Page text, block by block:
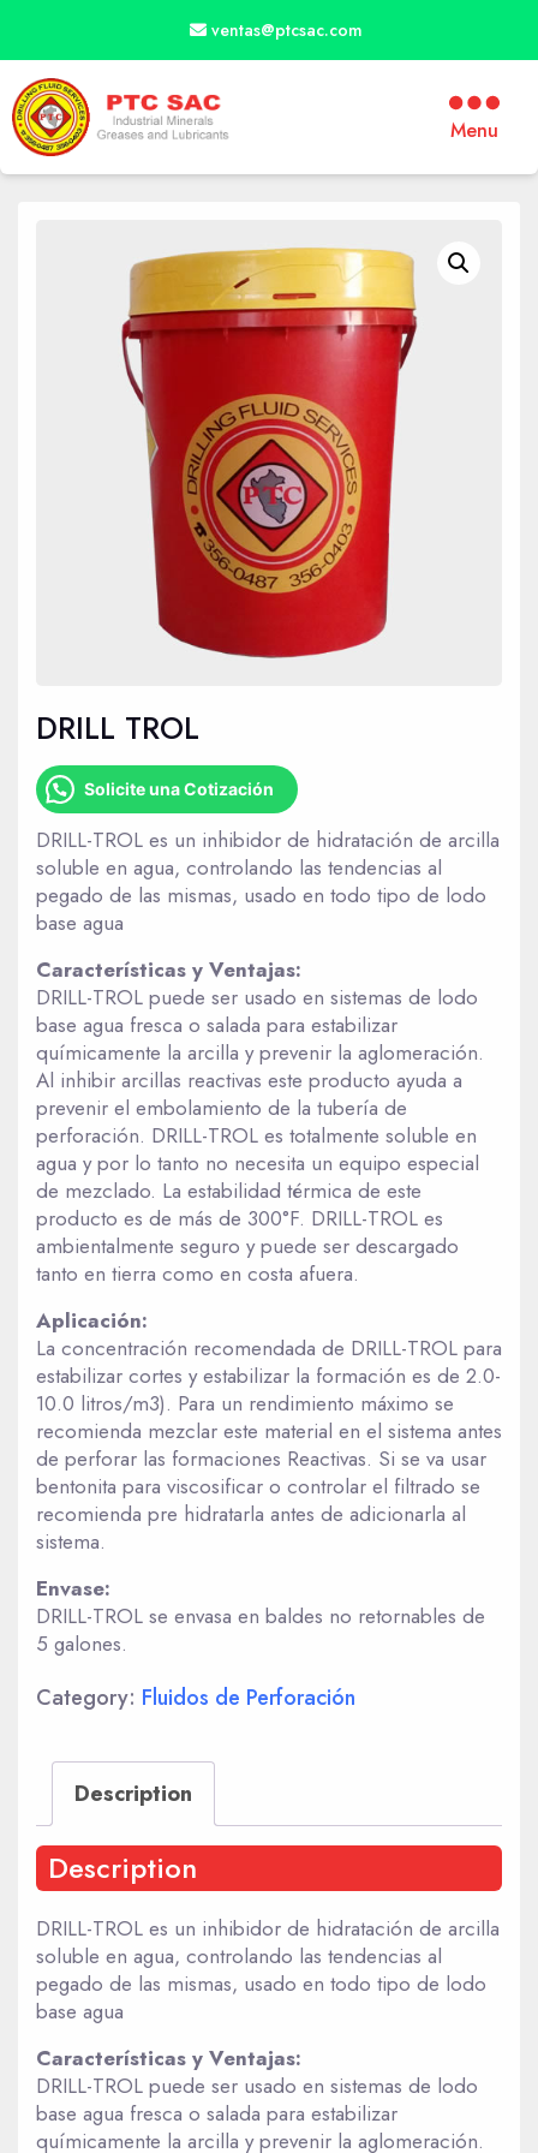
ventas@ptcsac.com
Menu
DRILL TROL
Solicite una Cotización
DRILL-TROL es un inhibidor de hidratación de arcilla
soluble en agua, controlando las tendencias al
pegado de las mismas, usado en todo tipo de lodo
base agua
Características y Ventajas:
DRILL-TROL puede ser usado en sistemas de lodo
base agua fresca o salada para estabilizar
químicamente la arcilla y prevenir la aglomeración.
Al inhibir arcillas reactivas este producto ayuda a
prevenir el embolamiento de la tubería de
perforación. DRILL-TROL es totalmente soluble en
agua y por lo tanto no necesita un equipo especial
de mezclado. La estabilidad térmica de este
producto es de más de 300°F. DRILL-TROL es
ambientalmente seguro y puede ser descargado
tanto en tierra como en costa afuera.
Aplicación:
La concentración recomendada de DRILL-TROL para
estabilizar cortes y estabilizar la formación es de 2.0-
10.0 litros/m3). Para un rendimiento máximo se
recomienda mezclar este material en el sistema antes
de perforar las formaciones Reactivas. Si se va usar
bentonita para viscosificar o controlar el filtrado se
recomienda pre hidratarla antes de adicionarla al
sistema.
Envase:
DRILL-TROL se envasa en baldes no retornables de
5 galones.
Category: Fluidos de Perforación
Description
Description
DRILL-TROL es un inhibidor de hidratación de arcilla
soluble en agua, controlando las tendencias al
pegado de las mismas, usado en todo tipo de lodo
base agua
Características y Ventajas:
DRILL-TROL puede ser usado en sistemas de lodo
base agua fresca o salada para estabilizar
químicamente la arcilla y prevenir la aglomeración.